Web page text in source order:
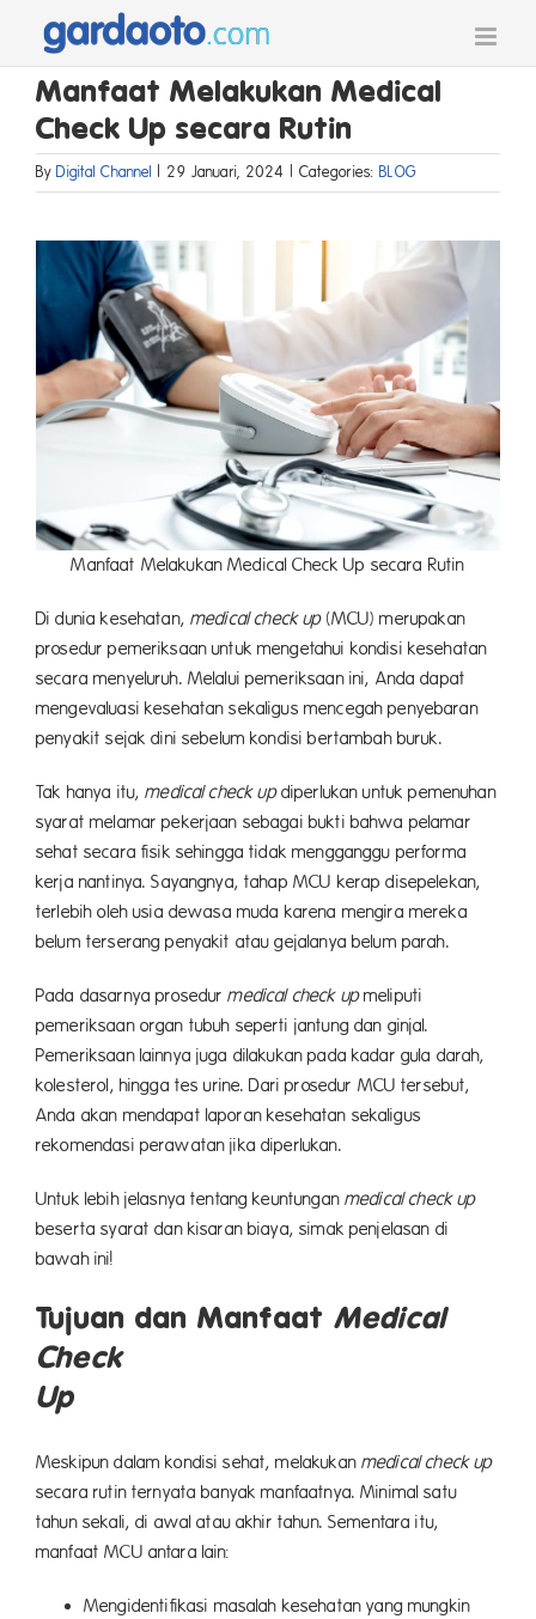
content
Manfaat Melakukan Medical
Check Up secara Rutin
By Digital Channel | 29 Januari, 2024 | Categories: BLOG
Manfaat Melakukan Medical Check Up secara Rutin
Di dunia kesehatan, medical check up(MCU) merupakan
prosedur pemeriksaan untuk mengetahui kondisi kesehatan
secara menyeluruh. Melalui pemeriksaan ini, Anda dapat
mengevaluasi kesehatan sekaligus mencegah penyebaran
penyakit sejak dini sebelum kondisi bertambah buruk.
Tak hanya itu,medical check updiperlukan untuk pemenuhan
syarat melamar pekerjaan sebagai bukti bahwa pelamar
sehat secara fisik sehingga tidak mengganggu performa
kerja nantinya. Sayangnya, tahap MCU kerap disepelekan,
terlebih oleh usia dewasa muda karena mengira mereka
belum terserang penyakit atau gejalanya belum parah.
Pada dasarnya prosedurmedical check upmeliputi
pemeriksaan organ tubuh seperti jantung dan ginjal.
Pemeriksaan lainnya juga dilakukan pada kadar gula darah,
kolesterol, hingga tes urine. Dari prosedur MCU tersebut,
Anda akan mendapat laporan kesehatan sekaligus
rekomendasi perawatan jika diperlukan.
Untuk lebih jelasnya tentang keuntungan medical check up
beserta syarat dan kisaran biaya, simak penjelasan di
bawah ini!
Tujuan dan Manfaat Medical
Check
Up
Meskipun dalam kondisi sehat, melakukan medical check up
secara rutin ternyata banyak manfaatnya. Minimal satu
tahun sekali, di awal atau akhir tahun. Sementara itu,
manfaat MCU antara lain:
Mengidentifikasi masalah kesehatan yang mungkin